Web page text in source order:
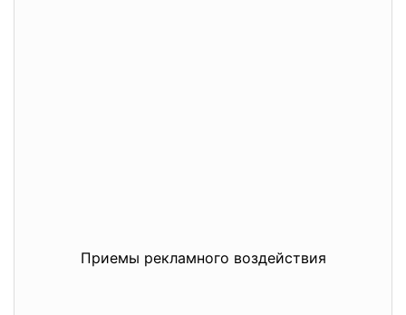
Приемы рекламного воздействия